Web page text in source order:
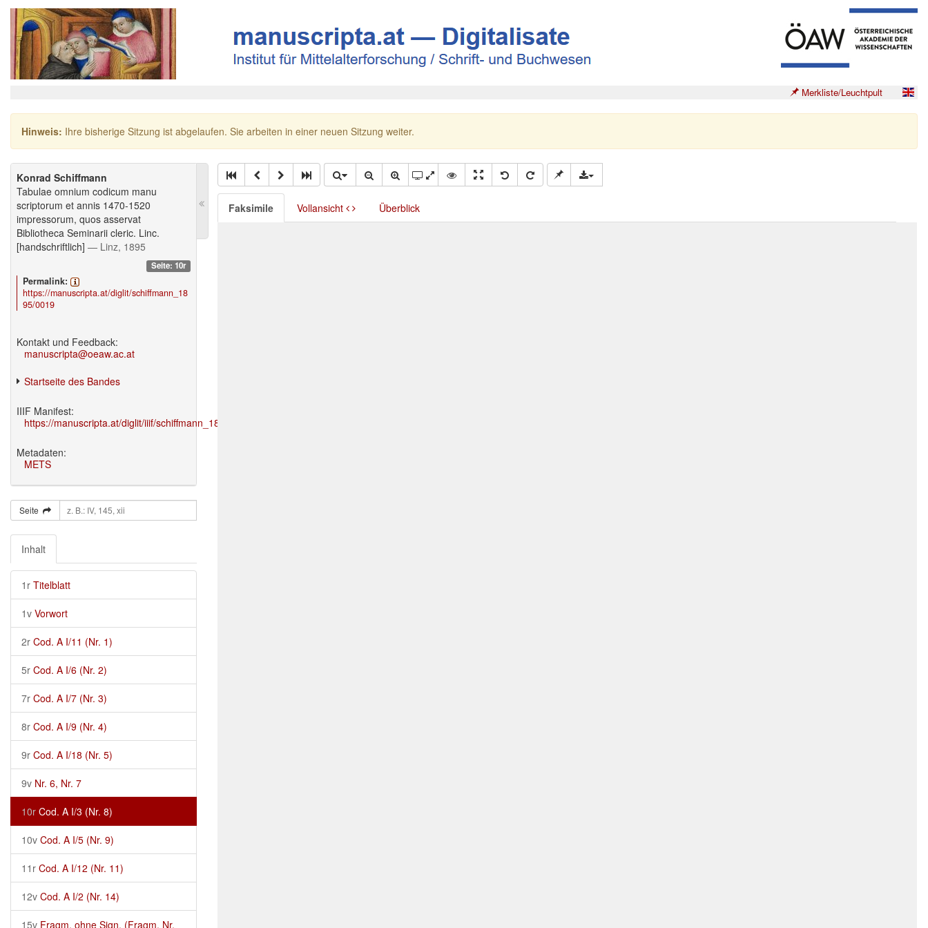
Merkliste/Leuchtpult
Hinweis: Ihre bisherige Sitzung ist abgelaufen. Sie arbeiten in einer neuen Sitzung weiter.
Konrad Schiffmann
Tabulae omnium codicum manu
scriptorum et annis 1470-1520
impressorum, quos asservat
Bibliotheca Seminarii cleric. Linc.
[handschriftlich] — Linz, 1895
Seite: 10r
Permalink:
https://manuscripta.at/diglit/schiffmann_18
95/0019
Kontakt und Feedback:
manuscripta@oeaw.ac.at
Startseite des Bandes
IIIF Manifest:
https://manuscripta.at/diglit/iiif/schiffmann_1895/manifest.json
Metadaten:
METS
Seite
Inhalt
1r Titelblatt
1v Vorwort
2r Cod. A I/11 (Nr. 1)
5r Cod. A I/6 (Nr. 2)
7r Cod. A I/7 (Nr. 3)
8r Cod. A I/9 (Nr. 4)
9r Cod. A I/18 (Nr. 5)
9v Nr. 6, Nr. 7
10r Cod. A I/3 (Nr. 8)
10v Cod. A I/5 (Nr. 9)
11r Cod. A I/12 (Nr. 11)
12v Cod. A I/2 (Nr. 14)
15v Fragm. ohne Sign. (Fragm. Nr.
Faksimile Vollansicht Überblick